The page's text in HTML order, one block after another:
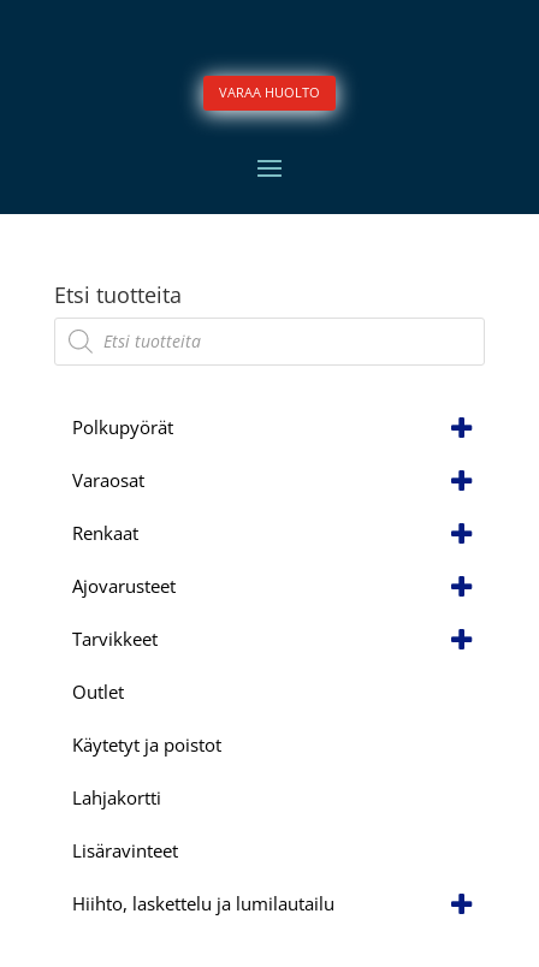
VARAA HUOLTO
Etsi tuotteita
Products
search
Polkupyörät
Varaosat
Renkaat
Ajovarusteet
Tarvikkeet
Outlet
Käytetyt ja poistot
Lahjakortti
Lisäravinteet
Hiihto, laskettelu ja lumilautailu